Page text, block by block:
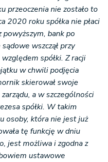
przeoczenia nie zostało to
2020 roku spółka nie płaci
bank po
wszczął przy
spółki. Z racji
w chwili podjęcia
skierował swoje
a w szczególności
spółki. W takim
osoby, która nie jest już
tę funkcję w dniu
jest możliwa i zgodna z
ustawowe